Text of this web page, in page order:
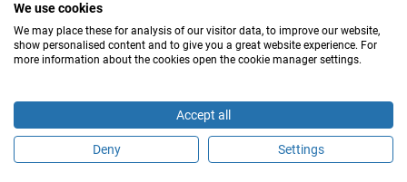
Prendre rendez-vous en ligne
POUR LES URGENCES, CONSULTEZ : 112
We use cookies
We may place these for analysis of our visitor data, to improve our website,
show personalised content and to give you a great website experience. For
more information about the cookies open the cookie manager settings.
Accept all
Deny Settings